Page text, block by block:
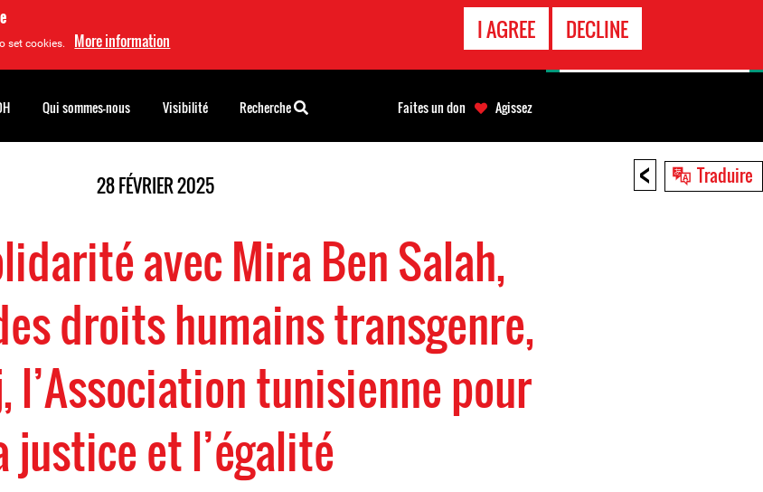
set cookies. More information I AGREE DECLINE
< Traduire
28 FÉVRIER 2025
avec Mira Ben Salah,
droits humains transgenre,
l’Association tunisienne pour
justice et l’égalité
Qui sommes-nous Visibilité Recherche Faites un don Agissez
D'URGENCE